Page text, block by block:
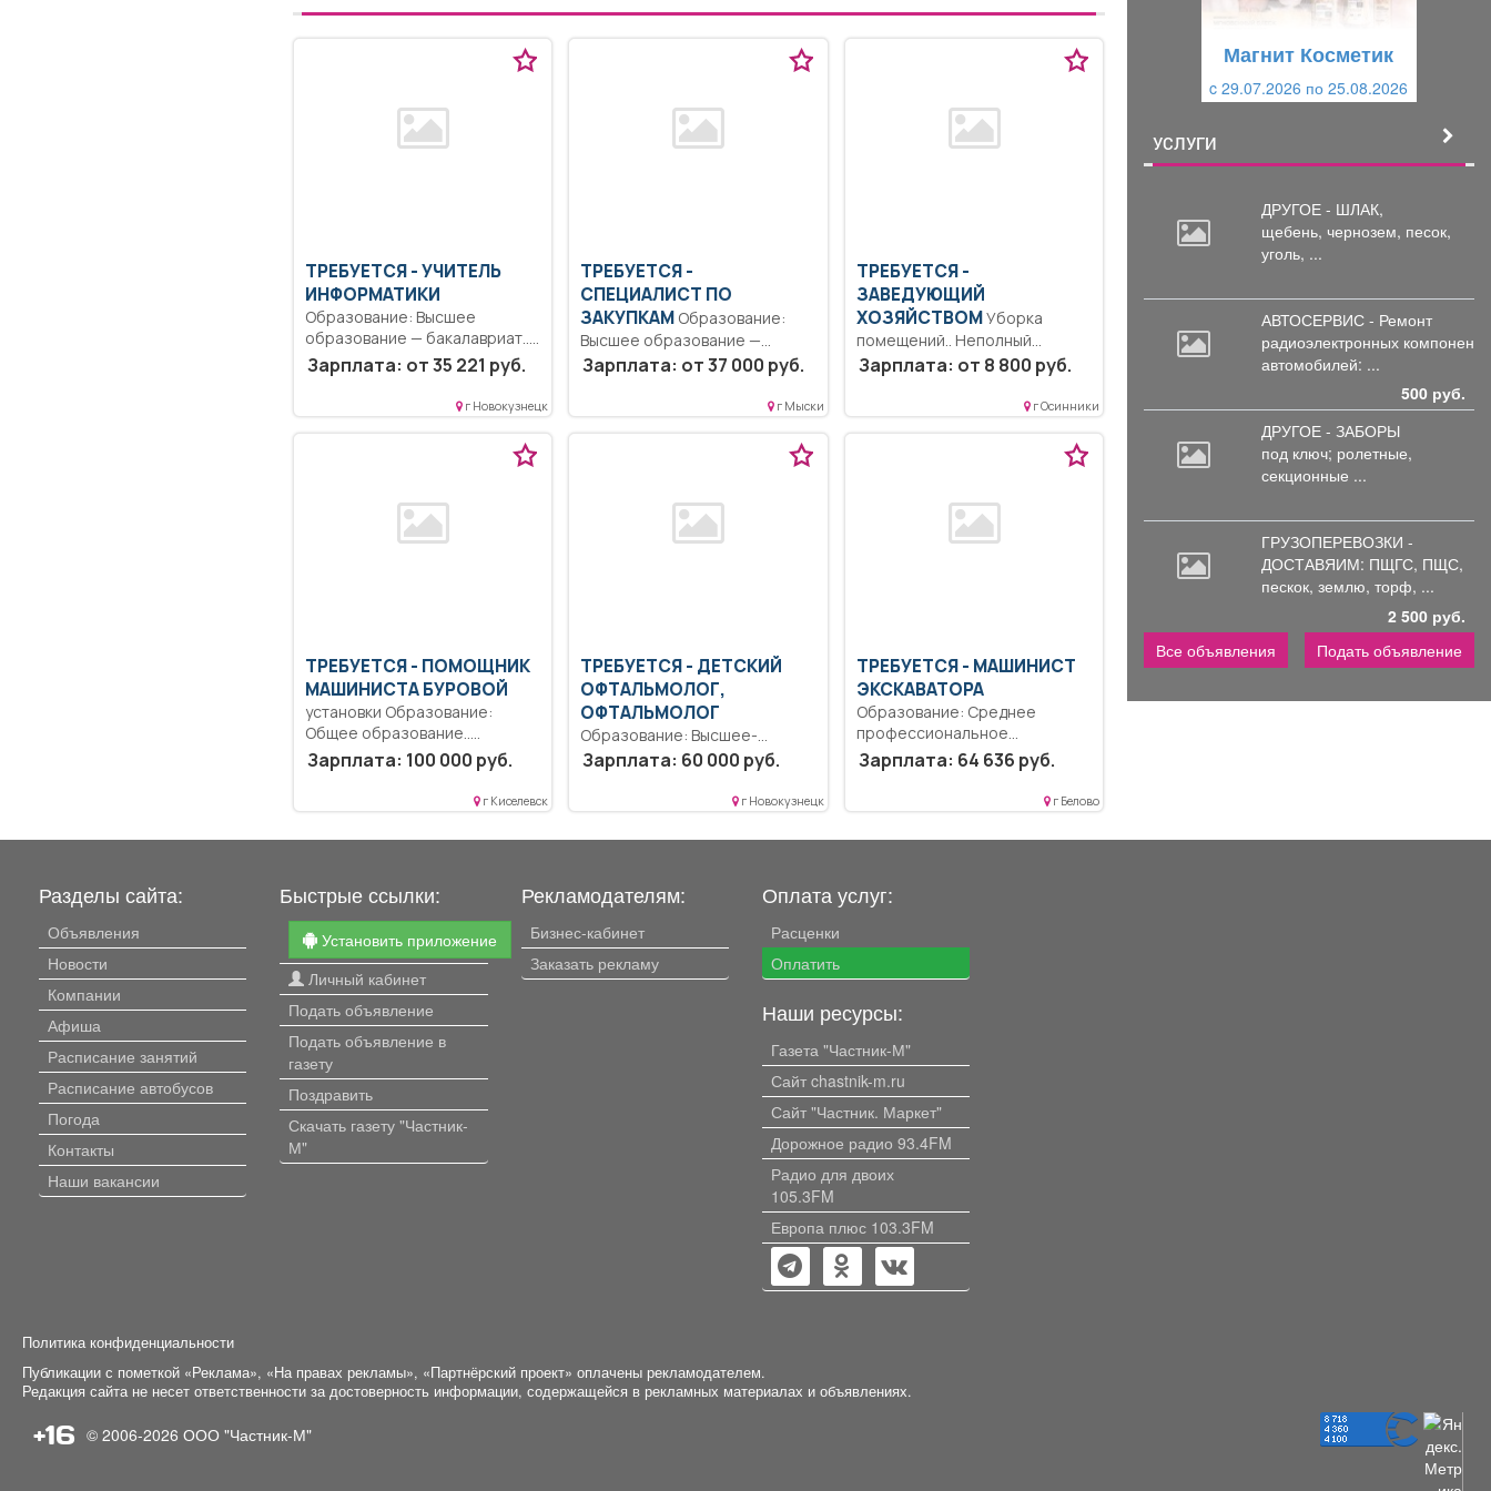
ТРЕБУЕТСЯ - УЧИТЕЛЬ
ИНФОРМАТИКИ
Образование: Высшее
образование — бакалавриат..
Организация олимпиад,
конференций, турниров...
Зарплата: от 35 221 руб.
г Новокузнецк
ТРЕБУЕТСЯ -
СПЕЦИАЛИСТ ПО
ЗАКУПКАМ
Высшее образование —
бакалавриат.. Составление
закупочную документацию,
Зарплата: от 37 000 руб.
г Мыски
ТРЕБУЕТСЯ -
ЗАВЕДУЮЩИЙ
ХОЗЯЙСТВОМУборка
помещений.. Неполный
рабочий день/неполная
рабочая неделя..
Зарплата: от 8 800 руб.
г Осинники
ТРЕБУЕТСЯ - ПОМОЩНИК
МАШИНИСТА БУРОВОЙ
установки Образование:
Общее образование..
Выявление и устранение
неисправностей в работе...
Зарплата: 100 000 руб.
г Киселевск
ТРЕБУЕТСЯ - ДЕТСКИЙ
ОФТАЛЬМОЛОГ,
ОФТАЛЬМОЛОГ
Образование: Высшее-
специалитет, магистратура..
Диагностика профильных
заболеваний, назначения
исследований и...
Зарплата: 60 000 руб.
г Новокузнецк
ТРЕБУЕТСЯ - МАШИНИСТ
ЭКСКАВАТОРА
Образование: Среднее
профессиональное
образование.. Выполнение
работы по эксплуатации,
Зарплата: 64 636 руб.
г Белово
Магнит Косметик
c 29.07.2026 по 25.08.2026
УСЛУГИ
ДРУГОЕ - ШЛАК,
щебень, чернозем, песок,
уголь, ...
АВТОСЕРВИС - Ремонт
радиоэлектронных
автомобилей: ...
500 руб.
ДРУГОЕ - ЗАБОРЫ
под ключ; ролетные,
секционные ...
ГРУЗОПЕРЕВОЗКИ -
ДОСТАВЯИМ: ПЩГС, ПЩС,
пескок, землю, торф, ...
2 500 руб.
Все объявления
Подать объявление
Разделы сайта:
Объявления
Новости
Компании
Афиша
Расписание занятий
Расписание автобусов
Погода
Контакты
Наши вакансии
Быстрые ссылки:
Установить приложение
Личный кабинет
Подать объявление
Подать объявление в
газету
Поздравить
Скачать газету "Частник-
М"
Рекламодателям:
Бизнес-кабинет
Заказать рекламу
Оплата услуг:
Расценки
Оплатить
Наши ресурсы:
Газета "Частник-М"
Сайт chastnik-m.ru
Сайт "Частник. Маркет"
Дорожное радио 93.4FM
Радио для двоих
105.3FM
Европа плюс 103.3FM
Политика конфиденциальности
Публикации с пометкой «Реклама», «На правах рекламы», «Партнёрский проект» оплачены рекламодателем.
Редакция сайта не несет ответственности за достоверность информации, содержащейся в рекламных материалах и объявлениях.
+16 © 2006-2026 ООО "Частник-М"